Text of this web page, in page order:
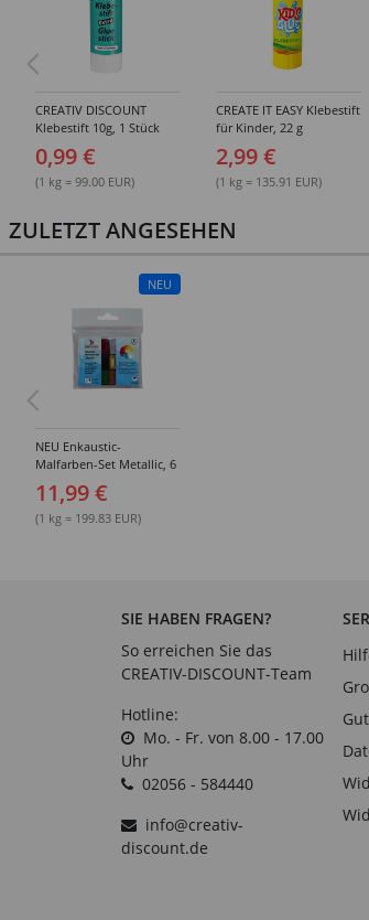
CREATIV DISCOUNT
Klebestift 10g, 1 Stück
0,99 €
(1 kg = 99.00 EUR)
CREATE IT EASY Klebestift
für Kinder, 22 g
2,99 €
(1 kg = 135.91 EUR)
ZULETZT ANGESEHEN
NEU
NEU Enkaustic-
Malfarben-Set Metallic, 6
Farben ca. 10 g
11,99 €
(1 kg = 199.83 EUR)
SIE HABEN FRAGEN?
So erreichen Sie das
CREATIV-DISCOUNT-Team
Hotline:
Mo. - Fr. von 8.00 - 17.00
Uhr
02056 - 584440
info@creativ-
discount.de